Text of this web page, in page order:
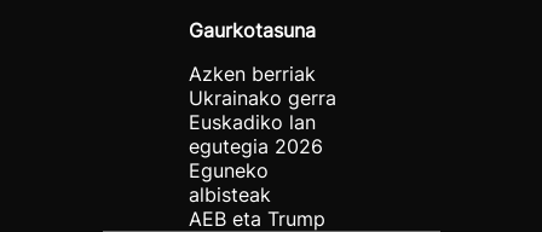
Gaurkotasuna
Azken berriak
Ukrainako gerra
Euskadiko lan
egutegia 2026
Eguneko
albisteak
AEB eta Trump